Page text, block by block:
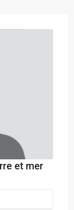
et mer